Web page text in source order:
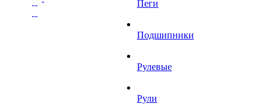
Пеги
Подшипники
Рулевые
Рули